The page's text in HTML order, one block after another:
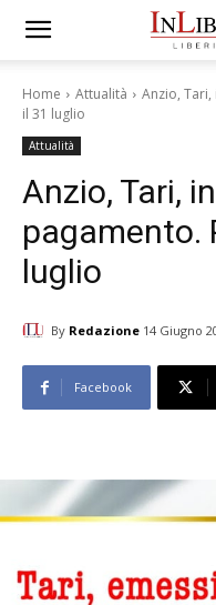
Home Attualità
Anzio,
il 31 luglio
Attualità
Anzio, Tari,
pagamento.
luglio
By Redazione 14 Giugno
Facebook